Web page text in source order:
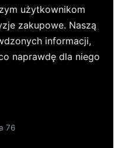
użytkownikom
zakupowe. Naszą
informacji,
naprawdę dla niego
76